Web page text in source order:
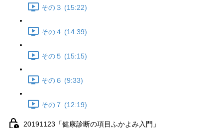
その３ (15:22)
その４ (14:39)
その５ (15:15)
その６ (9:33)
その７ (12:19)
20191123「健康診断の項目ふかよみ入門」